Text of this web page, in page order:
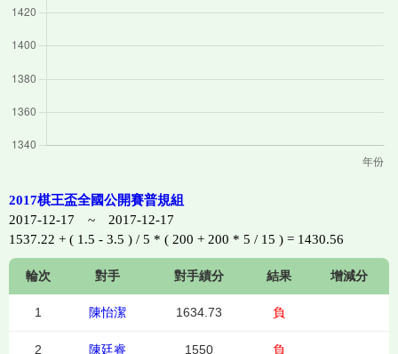
2017棋王盃全國公開賽普規組
2017-12-17 ~ 2017-12-17
1537.22 + ( 1.5 - 3.5 ) / 5 * ( 200 + 200 * 5 / 15 ) = 1430.56
輪次 對手 對手績分 結果 增減分
1 陳怡潔 1634.73 負
2 陳廷睿 1550 負